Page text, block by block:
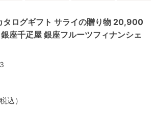
タログギフト サライの贈り物 20,900
座千疋屋 銀座フルーツフィナンシェ
税込）